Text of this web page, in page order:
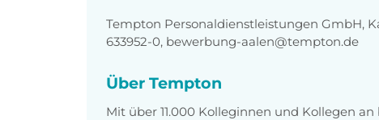
Tempton Personaldienstleistungen GmbH,
633952-0, bewerbung-aalen@tempton.de
Über Tempton
Mit über 11.000 Kolleginnen und Kollegen